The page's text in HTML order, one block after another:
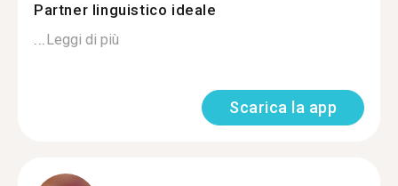
Partner linguistico ideale
...Leggi di più
Scarica la app